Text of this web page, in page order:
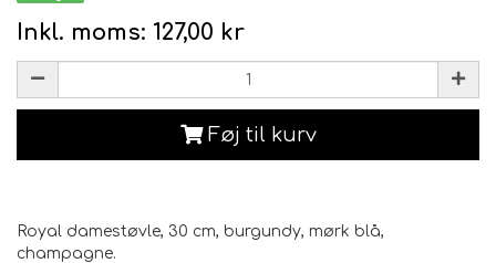
Inkl. moms: 127,00 kr
Føj til kurv
Royal damestøvle, 30 cm, burgundy, mørk blå,
champagne.